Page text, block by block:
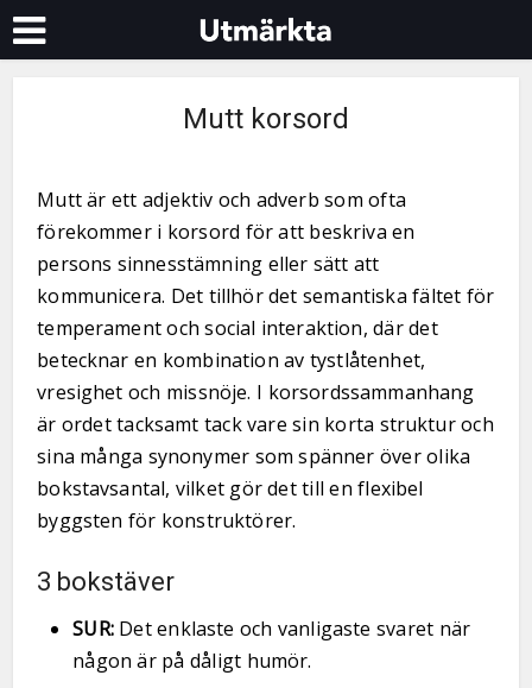
Mutt korsord
Mutt är ett adjektiv och adverb som ofta
förekommer i korsord för att beskriva en
persons sinnesstämning eller sätt att
kommunicera. Det tillhör det semantiska fältet för
temperament och social interaktion, där det
betecknar en kombination av tystlåtenhet,
vresighet och missnöje. I korsordssammanhang
är ordet tacksamt tack vare sin korta struktur och
sina många synonymer som spänner över olika
bokstavsantal, vilket gör det till en flexibel
byggsten för konstruktörer.
3 bokstäver
SUR:Det enklaste och vanligaste svaret när
någon är på dåligt humör.